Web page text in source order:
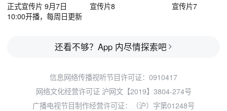
正式宣传片 9月7日
10:00开播，每周日更新
宣传片8 宣传片7
还看不够？App 内尽情探索吧
信息网络传播视听节目许可证：0910417
网络文化经营许可证 沪网文【2019】3804-274号
广播电视节目制作经营许可证：（沪）字第01248号